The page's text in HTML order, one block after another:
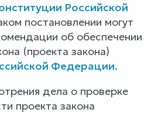
Российской
постановлении могут
об обеспечении
(проекта закона)
Федерации.
дела о проверке
проекта закона